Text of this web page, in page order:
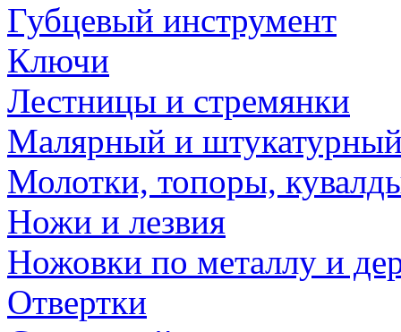
Губцевый инструмент
Ключи
Лестницы и стремянки
Малярный и
Молотки, топоры,
Ножи и лезвия
Ножовки по металлу и
Отвертки